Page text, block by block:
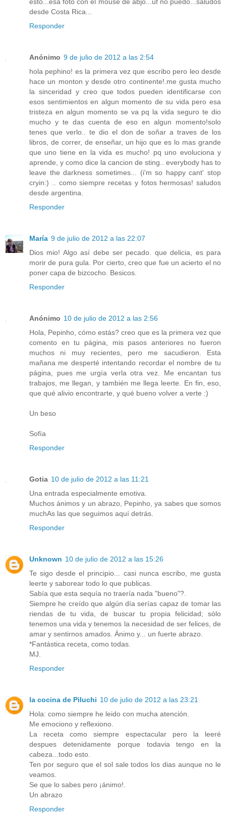
desde Costa Rica...
Responder
Anónimo 9 de julio de 2012 a las 2:54
hola pephino! es la primera vez que escribo pero leo desde
hace un monton y desde otro continente!.me gusta mucho
la sinceridad y creo que todos pueden identificarse con
esos sentimientos en algun momento de su vida pero esa
tristeza en algun momento se va pq la vida seguro te dio
mucho y te das cuenta de eso en algun momento!solo
tenes que verlo.. te dio el don de soñar a traves de los
libros, de correr, de enseñar, un hijo que es lo mas grande
que uno tiene en la vida es mucho! pq uno evoluciona y
aprende, y como dice la cancion de sting.. everybody has to
leave the darkness sometimes... (i'm so happy cant' stop
cryin:) .. como siempre recetas y fotos hermosas! saludos
desde argentina.
Responder
María 9 de julio de 2012 a las 22:07
Dios mio! Algo así debe ser pecado. que delicia, es para
morir de pura gula. Por cierto, creo que fue un acierto el no
poner capa de bizcocho. Besicos.
Responder
Anónimo 10 de julio de 2012 a las 2:56
Hola, Pepinho, cómo estás? creo que es la primera vez que
comento en tu página, mis pasos anteriores no fueron
muchos ni muy recientes, pero me sacudieron. Esta
mañana me desperté intentando recordar el nombre de tu
página, pues me urgía verla otra vez. Me encantan tus
trabajos, me llegan, y también me llega leerte. En fin, eso,
que qué alivio encontrarte, y qué bueno volver a verte :)
Un beso
Sofía
Responder
Gotia 10 de julio de 2012 a las 11:21
Una entrada especialmente emotiva.
Muchos ánimos y un abrazo, Pepinho, ya sabes que somos
muchAs las que seguimos aquí detrás.
Responder
Unknown 10 de julio de 2012 a las 15:26
Te sigo desde el principio... casi nunca escribo, me gusta
leerte y saborear todo lo que publicas.
Sabía que esta sequía no traería nada "bueno"?.
Siempre he creído que algún día serías capaz de tomar las
riendas de tu vida, de buscar tu propia felicidad; sólo
tenemos una vida y tenemos la necesidad de ser felices, de
amar y sentirnos amados. Ánimo y... un fuerte abrazo.
*Fantástica receta, como todas.
MJ.
Responder
la cocina de Piluchi 10 de julio de 2012 a las 23:21
Hola: como siempre he leido con mucha atención.
Me emociono y reflexiono.
La receta como siempre espectacular pero la leeré
despues detenidamente porque todavia tengo en la
cabeza...todo esto.
Ten por seguro que el sol sale todos los dias aunque no le
veamos.
Se que lo sabes pero ¡ánimo!.
Un abrazo
Responder